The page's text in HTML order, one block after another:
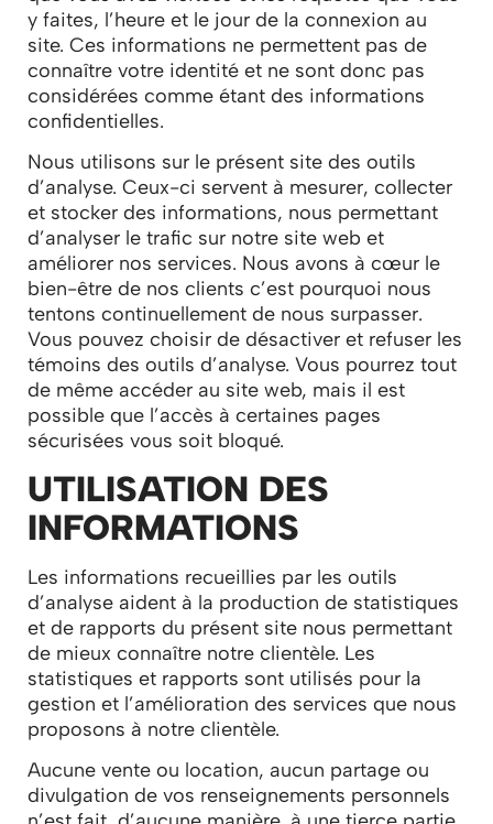
y faites, l’heure et le jour de la connexion au
site. Ces informations ne permettent pas de
connaître votre identité et ne sont donc pas
considérées comme étant des informations
confidentielles.
Nous utilisons sur le présent site des outils
d’analyse. Ceux-ci servent à mesurer, collecter
et stocker des informations, nous permettant
d’analyser le trafic sur notre site web et
améliorer nos services. Nous avons à cœur le
bien-être de nos clients c’est pourquoi nous
tentons continuellement de nous surpasser.
Vous pouvez choisir de désactiver et refuser les
témoins des outils d’analyse. Vous pourrez tout
de même accéder au site web, mais il est
possible que l’accès à certaines pages
sécurisées vous soit bloqué.
UTILISATION DES
INFORMATIONS
Les informations recueillies par les outils
d’analyse aident à la production de statistiques
et de rapports du présent site nous permettant
de mieux connaître notre clientèle. Les
statistiques et rapports sont utilisés pour la
gestion et l’amélioration des services que nous
proposons à notre clientèle.
Aucune vente ou location, aucun partage ou
divulgation de vos renseignements personnels